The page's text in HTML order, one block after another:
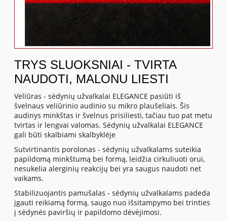
TRYS SLUOKSNIAI - TVIRTA
NAUDOTI, MALONU LIESTI
Veliūras - sėdynių užvalkalai ELEGANCE pasiūti iš
švelnaus veliūrinio audinio su mikro plaušeliais. Šis
audinys minkštas ir švelnus prisiliesti, tačiau tuo pat metu
tvirtas ir lengvai valomas. Sėdynių užvalkalai ELEGANCE
gali būti skalbiami skalbyklėje
Sutvirtinantis porolonas - sėdynių užvalkalams suteikia
papildomą minkštumą bei formą, leidžia cirkuliuoti orui,
nesukelia alerginių reakcijų bei yra saugus naudoti net
vaikams.
Stabilizuojantis pamušalas - sėdynių užvalkalams padeda
įgauti reikiamą formą, saugo nuo išsitampymo bei trinties
į sėdynės paviršių ir papildomo dėvėjimosi.